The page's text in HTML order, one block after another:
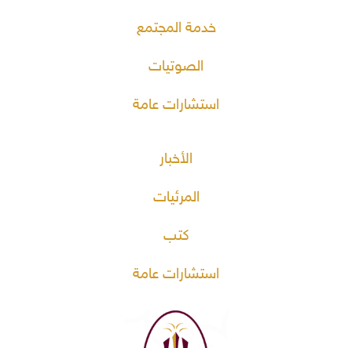
خدمة المجتمع
الصوتيات
استشارات عامة
الأخبار
المرئيات
كتب
استشارات عامة